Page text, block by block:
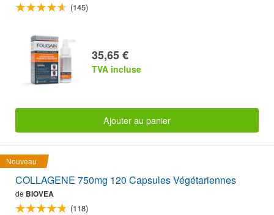
(145)
35,65 €
TVA incluse
Ajouter au panier
Nouveau
COLLAGENE 750mg 120 Capsules Végétariennes
de BIOVEA
(118)